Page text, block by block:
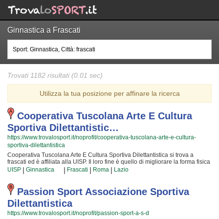
Ginnastica a Frascati
Trovati 1182 risultati (0.01 sec)
Utilizza la tua posizione per affinare la ricerca
Cooperativa Tuscolana Arte E Cultura
Sportiva Dilettantistic…
https://www.trovalosport.it/noprofit/cooperativa-tuscolana-arte-e-cultura-
sportiva-dilettantistica
Cooperativa Tuscolana Arte E Cultura Sportiva Dilettantistica si trova a
frascati ed è affiliata alla UISP. Il loro fine è quello di migliorare la forma fisica
e il benessere delle persone organizzando corsi sul territorio (anche per
bambini e ragazzi). Le loro attività aiutano a sviluppare le capacità motorie e
fisiche ed a sono utili a il proprio aspetto fisico per arrivare ad una maggior
sicurezza individuale operando anche sulla propria autostima. I loro docenti
sono i migliori della provincia e si formano costantemente partecipando alle
lezioni {text_aff3} per assicurare la massima serenità e professionalità ai loro
iscritti. Il risultato e il divertimento che nascono facendo aerobica rendono
questa attività davvero speciale, per cui, una volta che avrete iniziato, non
UISP | Ginnastica | Frascati | Roma | Lazio
Passion Sport Associazione Sportiva
Dilettantistica
https://www.trovalosport.it/noprofit/passion-sport-a-s-d